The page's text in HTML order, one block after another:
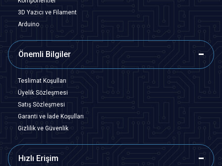
3D Yazıcı ve Filament
Arduino
Önemli Bilgiler
Teslimat Koşulları
Üyelik Sözleşmesi
Satış Sözleşmesi
Garanti ve İade Koşulları
Gizlilik ve Güvenlik
Hızlı Erişim